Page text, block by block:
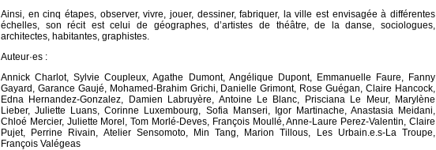
Ainsi, en cinq étapes, observer, vivre, jouer, dessiner, fabriquer, la ville est envisagée à différentes
échelles, son récit est celui de géographes, d’artistes de théâtre, de la danse, sociologues,
architectes, habitantes, graphistes.
Auteur·es :
Annick Charlot, Sylvie Coupleux, Agathe Dumont, Angélique Dupont, Emmanuelle Faure, Fanny
Gayard, Garance Gaujé, Mohamed-Brahim Grichi, Danielle Grimont, Rose Guégan, Claire Hancock,
Edna Hernandez-Gonzalez, Damien Labruyère, Antoine Le Blanc, Prisciana Le Meur, Marylène
Lieber, Juliette Luans, Corinne Luxembourg, Sofia Manseri, Igor Martinache, Anastasia Meidani,
Chloé Mercier, Juliette Morel, Tom Morlé-Deves, François Moullé, Anne-Laure Perez-Valentin, Claire
Pujet, Perrine Rivain, Atelier Sensomoto, Min Tang, Marion Tillous, Les Urbain.e.s-La Troupe,
François Valégeas